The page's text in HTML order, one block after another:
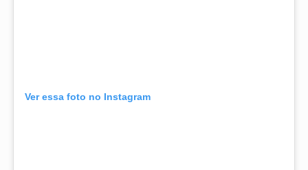
Ver essa foto no Instagram